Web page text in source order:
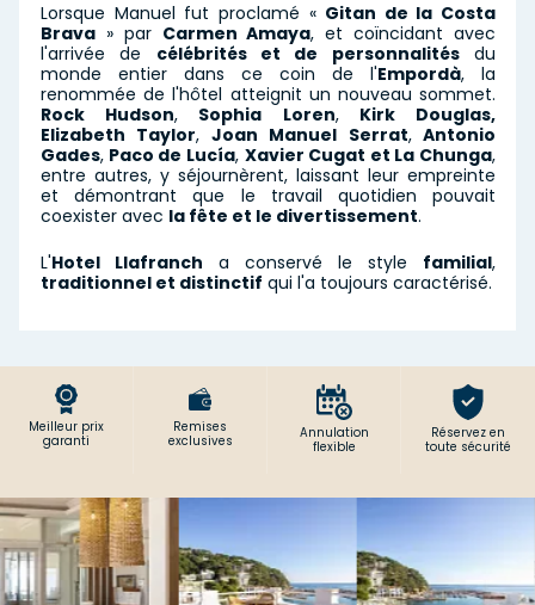
Lorsque Manuel fut proclamé « Gitan de la Costa
Brava » par Carmen Amaya, et coïncidant avec
l'arrivée de célébrités et de personnalitésdu
monde entier dans ce coin de l'Empordà, la
renommée de l'hôtel atteignit un nouveau sommet.
Rock Hudson, Sophia Loren,Kirk Douglas,
Elizabeth Taylor, Joan Manuel Serrat,Antonio
Gades, Paco de Lucía, Xavier Cugat et La Chunga,
entre autres, y séjournèrent, laissant leur empreinte
et démontrant que le travail quotidien pouvait
coexister avec la fête et le divertissement.
L'Hotel Llafranch a conservé le style familial,
traditionnel et distinctif qui l'a toujours caractérisé.
Meilleur prix
garanti
Remises
exclusives
Annulation
flexible
Réservez en
toute sécurité